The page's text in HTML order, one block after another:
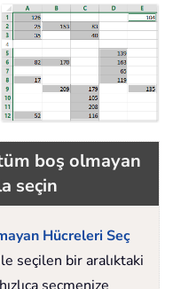
boş olmayan
seçin
Hücreleri Seç
seçilen bir aralıktaki